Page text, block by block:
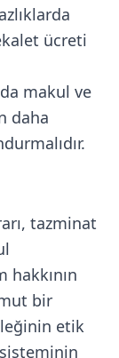
ücreti
makul ve
daha
tazminat
bir
etik